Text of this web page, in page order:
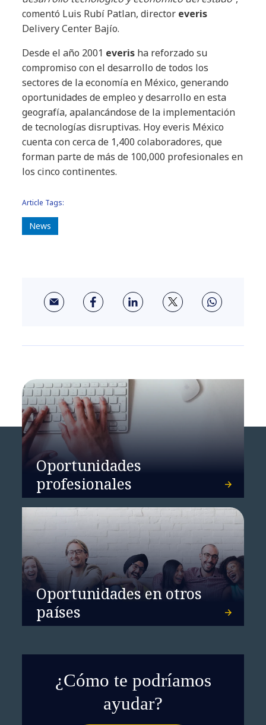
comentó Luis Rubí Patlan, director everis
Delivery Center Bajío.
Desde el año 2001 everis ha reforzado su
compromiso con el desarrollo de todos los
sectores de la economía en México, generando
oportunidades de empleo y desarrollo en esta
geografía, apalancándose de la implementación
de tecnologías disruptivas. Hoy everis México
cuenta con cerca de 1,400 colaboradores, que
forman parte de más de 100,000 profesionales en
los cinco continentes.
Article Tags:
News
Oportunidades
profesionales
Oportunidades en otros
países
¿Cómo te podríamos
ayudar?